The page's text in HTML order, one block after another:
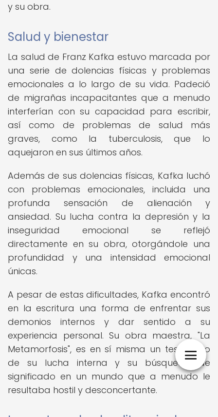
y su obra.
Salud y bienestar
La salud de Franz Kafka estuvo marcada por
una serie de dolencias físicas y problemas
emocionales a lo largo de su vida. Padeció
de migrañas incapacitantes que a menudo
interferían con su capacidad para escribir,
así como de problemas de salud más
graves, como la tuberculosis, que lo
aquejaron en sus últimos años.
Además de sus dolencias físicas, Kafka luchó
con problemas emocionales, incluida una
profunda sensación de alienación y
ansiedad. Su lucha contra la depresión y la
inseguridad emocional se reflejó
directamente en su obra, otorgándole una
profundidad y una intensidad emocional
únicas.
A pesar de estas dificultades, Kafka encontró
en la escritura una forma de enfrentar sus
demonios internos y dar sentido a su
experiencia personal. Su obra maestra, "La
Metamorfosis", es en sí misma un testimonio
de su lucha interna y su búsqueda de
significado en un mundo que a menudo le
resultaba hostil y desconcertante.